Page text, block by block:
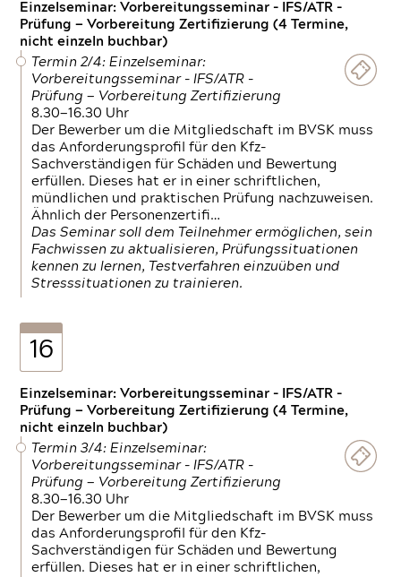
Einzelseminar: Vorbereitungsseminar - IFS/ATR -
Prüfung — Vorbereitung Zertifizierung (4 Termine,
nicht einzeln buchbar)
Termin 2/4: Einzelseminar:
Vorbereitungsseminar - IFS/ATR -
Prüfung — Vorbereitung Zertifizierung
8.30—16.30 Uhr
Der Bewerber um die Mitgliedschaft im BVSK muss
das Anforderungsprofil für den Kfz-
Sachverständigen für Schäden und Bewertung
erfüllen. Dieses hat er in einer schriftlichen,
mündlichen und praktischen Prüfung nachzuweisen.
Ähnlich der Personenzertifi…
Das Seminar soll dem Teilnehmer ermöglichen, sein
Fachwissen zu aktualisieren, Prüfungssituationen
kennen zu lernen, Testverfahren einzuüben und
Stresssituationen zu trainieren.
16
Einzelseminar: Vorbereitungsseminar - IFS/ATR -
Prüfung — Vorbereitung Zertifizierung (4 Termine,
nicht einzeln buchbar)
Termin 3/4: Einzelseminar:
Vorbereitungsseminar - IFS/ATR -
Prüfung — Vorbereitung Zertifizierung
8.30—16.30 Uhr
Der Bewerber um die Mitgliedschaft im BVSK muss
das Anforderungsprofil für den Kfz-
Sachverständigen für Schäden und Bewertung
erfüllen. Dieses hat er in einer schriftlichen,